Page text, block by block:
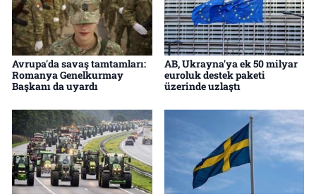
Avrupa'da savaş tamtamları:
Romanya Genelkurmay
Başkanı da uyardı
AB, Ukrayna'ya ek 50 milyar
euroluk destek paketi
üzerinde uzlaştı